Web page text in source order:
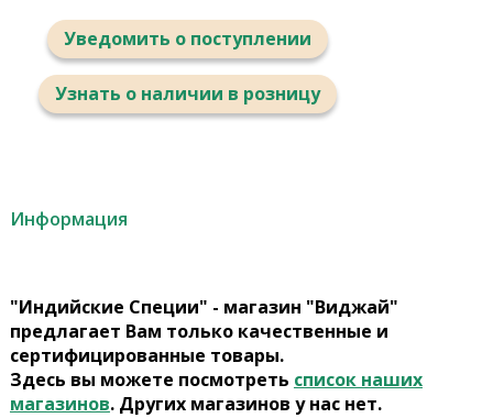
Уведомить о поступлении
Узнать о наличии в розницу
Информация
"Индийские Специи" - магазин "Виджай"
предлагает Вам только качественные и
сертифицированные товары.
Здесь вы можете посмотреть список наших
магазинов. Других магазинов у нас нет.